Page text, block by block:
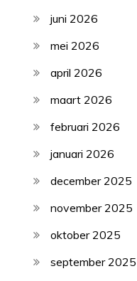
juni 2026
mei 2026
april 2026
maart 2026
februari 2026
januari 2026
december 2025
november 2025
oktober 2025
september 2025